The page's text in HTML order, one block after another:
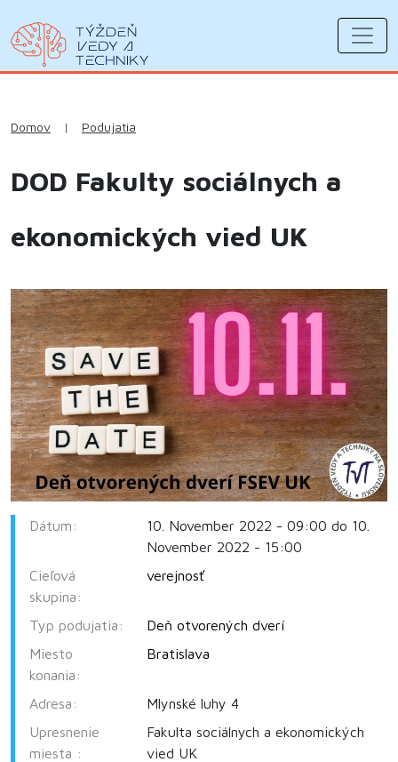
Domov | Podujatia
DOD Fakulty sociálnych a
ekonomických vied UK
Dátum:
10. November 2022 - 09:00 do 10.
November 2022 - 15:00
Cieľová
skupina:
verejnosť
Typ podujatia:
Deň otvorených dverí
Miesto
konania:
Bratislava
Adresa:
Mlynské luhy 4
Upresnenie
miesta :
Fakulta sociálnych a ekonomických
vied UK